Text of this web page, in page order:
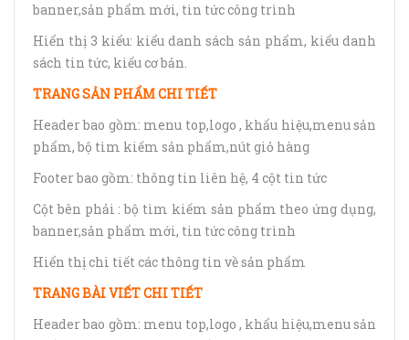
banner,sản phẩm mới, tin tức công trình
Hiển thị 3 kiểu: kiểu danh sách sản phẩm, kiểu danh
sách tin tức, kiểu cơ bản.
TRANG SẢN PHẨM CHI TIẾT
Header bao gồm: menu top,logo , khẩu hiệu,menu sản
phẩm, bộ tìm kiếm sản phẩm,nút giỏ hàng
Footer bao gồm: thông tin liên hệ, 4 cột tin tức
Cột bên phải : bộ tìm kiếm sản phẩm theo ứng dụng,
banner,sản phẩm mới, tin tức công trình
Hiển thị chi tiết các thông tin về sản phẩm
TRANG BÀI VIẾT CHI TIẾT
Header bao gồm: menu top,logo , khẩu hiệu,menu sản